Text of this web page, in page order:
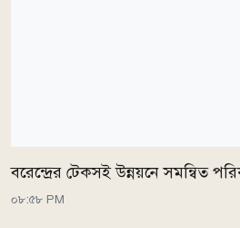
বরেন্দ্রের টেকসই উন্নয়নে সমন্বিত
০৮:৫৮ PM